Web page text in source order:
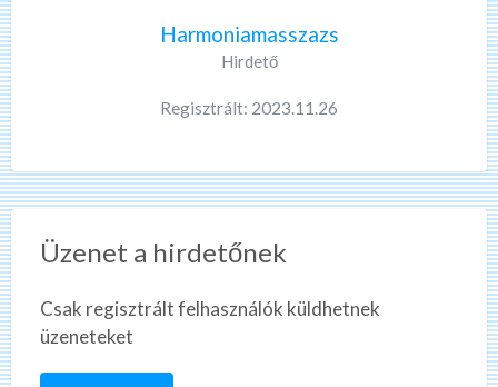
Harmoniamasszazs
Hirdető
Regisztrált: 2023.11.26
Üzenet a hirdetőnek
Csak regisztrált felhasználók küldhetnek
üzeneteket